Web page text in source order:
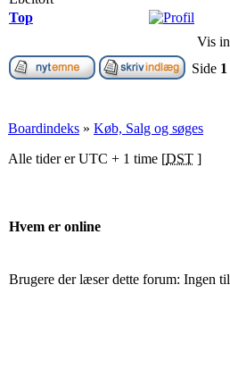
Top
Vis
Side 1
Boardindeks » Køb, Salg og søges
Alle tider er UTC + 1 time [DST ]
Hvem er online
Brugere der læser dette forum: Ingen